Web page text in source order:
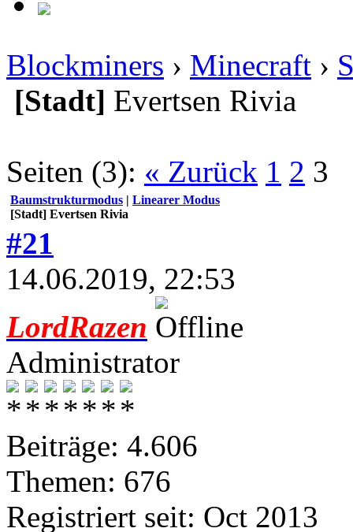
Blockminers › Minecraft ›
[Stadt] Evertsen Rivia
Seiten (3): « Zurück 1 2 3
Baumstrukturmodus | Linearer Modus
[Stadt] Evertsen Rivia
#21
14.06.2019, 22:53
LordRazen
Administrator
Beiträge: 4.606
Themen: 676
Registriert seit: Oct 2013